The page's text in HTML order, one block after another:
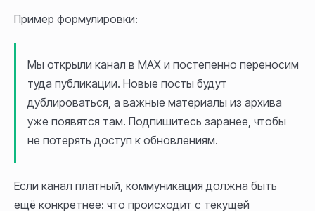
Пример формулировки:
Мы открыли канал в MAX и постепенно переносим
туда публикации. Новые посты будут
дублироваться, а важные материалы из архива
уже появятся там. Подпишитесь заранее, чтобы
не потерять доступ к обновлениям.
Если канал платный, коммуникация должна быть
ещё конкретнее: что происходит с текущей